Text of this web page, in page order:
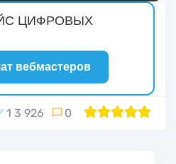
ЦИФРОВЫХ
вебмастеров
1 3 926 0 100
1 2 3 4 5